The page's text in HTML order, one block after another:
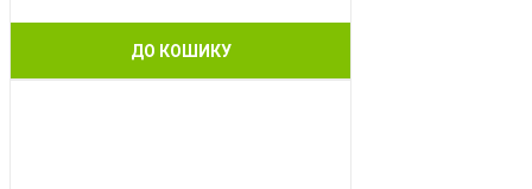
ДО КОШИКУ